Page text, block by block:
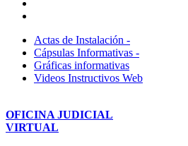
Actas de Instalación -
Cápsulas Informativas -
Gráficas informativas
Videos Instructivos Web
OFICINA JUDICIAL
VIRTUAL